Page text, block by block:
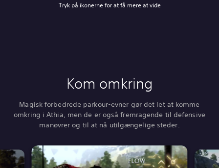
Tryk på ikonerne for at få mere at vide
Kom omkring
Magisk forbedrede parkour-evner gør det let at komme
omkring i Athia, men de er også fremragende til defensive
manøvrer og til at nå utilgængelige steder.